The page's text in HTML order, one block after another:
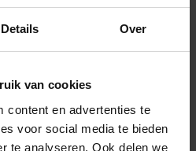
Details Over
van cookies
content en advertenties te
voor social media te bieden
te analyseren. Ook delen we
+